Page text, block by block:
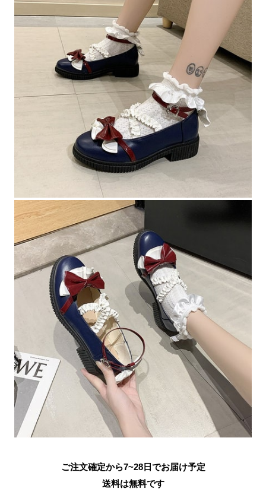
ご注文確定から7~28日でお届け予定
送料は無料です